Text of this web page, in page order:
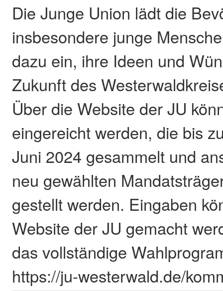
Die Junge Union lädt die
insbesondere junge
dazu ein, ihre Ideen und
Zukunft des
Über die Website der JU
eingereicht werden, die bis
Juni 2024 gesammelt und
neu gewählten
gestellt werden. Eingaben
Website der JU gemacht
das vollständige
https://ju-westerwald.de/